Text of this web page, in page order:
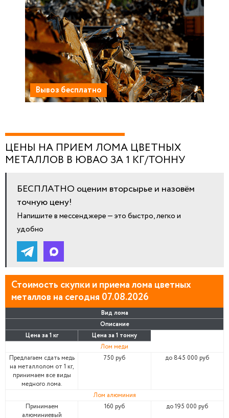
Вывоз бесплатно
ЦЕНЫ НА ПРИЕМ ЛОМА ЦВЕТНЫХ
МЕТАЛЛОВ В ЮВАО ЗА 1 КГ/ТОННУ
БЕСПЛАТНО оценим вторсырье и назовём
точную цену!
Напишите в мессенджере — это быстро, легко и
удобно
Стоимость скупки и приема лома цветных
металлов на сегодня 07.08.2026
Вид лома
Описание
Цена за 1 кг
Цена за 1 тонну
Лом меди
Предлагаем сдать медь
на металлолом от 1 кг,
принимаем все виды
медного лома.
750 руб до 845 000 руб
Лом алюминия
Принимаем
алюминиевый
160 руб до 195 000 руб